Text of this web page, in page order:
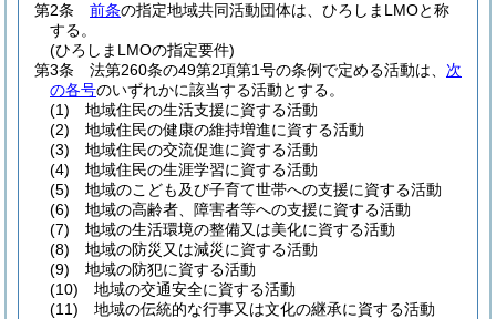
第2条
前条の指定地域共同活動団体は、ひろしまLMOと称
する。
(ひろしまLMOの指定要件)
第3条
法第260条の49第2項第1号の条例で定める活動は、 次
の各号のいずれかに該当する活動とする。
(1)
地域住民の生活支援に資する活動
(2)
地域住民の健康の維持増進に資する活動
(3)
地域住民の交流促進に資する活動
(4)
地域住民の生涯学習に資する活動
(5)
地域のこども及び子育て世帯への支援に資する活動
(6)
地域の高齢者、障害者等への支援に資する活動
(7)
地域の生活環境の整備又は美化に資する活動
(8)
地域の防災又は減災に資する活動
(9)
地域の防犯に資する活動
(10)
地域の交通安全に資する活動
(11)
地域の伝統的な行事又は文化の継承に資する活動